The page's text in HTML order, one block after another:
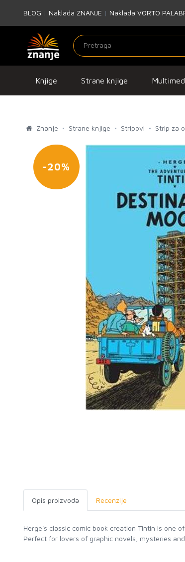
BLOG | Naklada ZNANJE | Naklada VORTO
Knjige Strane knjige
Znanje Strane knjige Stripovi Strip za
-20%
Opis proizvoda Recenzije
Herge`s classic comic book creation Tintin is one
Perfect for lovers of graphic novels, mysteries